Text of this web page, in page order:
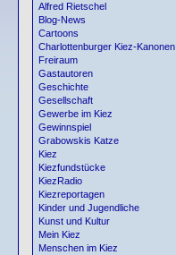
Alfred Rietschel
Blog-News
Cartoons
Charlottenburger Kiez-Kanonen
Freiraum
Gastautoren
Geschichte
Gesellschaft
Gewerbe im Kiez
Gewinnspiel
Grabowskis Katze
Kiez
Kiezfundstücke
KiezRadio
Kiezreportagen
Kinder und Jugendliche
Kunst und Kultur
Mein Kiez
Menschen im Kiez